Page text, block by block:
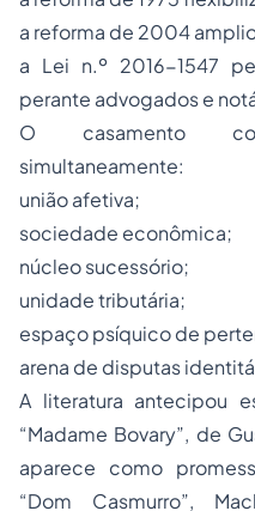
a reforma de 2004
a Lei n.º 2016-1547
perante advogados e
O casamento
simultaneamente:
união afetiva;
sociedade econômica;
núcleo sucessório;
unidade tributária;
espaço psíquico de
arena de disputas
A literatura antecipou
“Madame Bovary”, de
aparece como
“Dom Casmurro”,